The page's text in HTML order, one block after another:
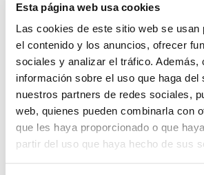
Esta página web usa cookies
Las cookies de este sitio web se usan
el contenido y los anuncios, ofrecer
sociales y analizar el tráfico. Además,
información sobre el uso que haga del
nuestros partners de redes sociales,
web, quienes pueden combinarla con
que les haya proporcionado o que
partir del uso que haya hecho de sus
actualizada, incluyendo la
en el 3×3 , lo que permite
directamente lo aprendido a
competición.
Otro de los pilares que
3.0 es laatención